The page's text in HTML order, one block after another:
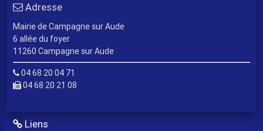
Adresse
Mairie de Campagne sur Aude
6 allée du foyer
11260 Campagne sur Aude
04 68 20 04 71
04 68 20 21 08
Liens